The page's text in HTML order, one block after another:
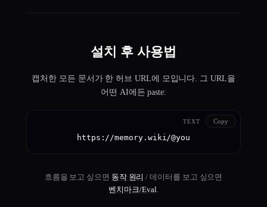
설치 후 사용법
캡처한 모든 문서가 한 허브 URL에 모입니다. 그 URL을
어떤 AI에든 paste:
TEXT Copy
https://memory.wiki/@you
흐름을 보고 싶으면 동작 원리 / 데이터를 보고 싶으면
벤치마크/Eval.